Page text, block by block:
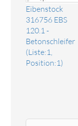
Eibenstock
316756 EBS
120.1 -
Betonschleifer
(Liste:1,
Position:1)